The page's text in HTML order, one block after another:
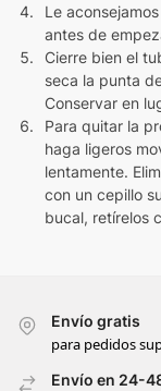
Le
antes de
Cierre bien el
seca la punta
Conservar en
Para quitar la
haga ligeros
lentamente.
con un cepillo
bucal, retírelos
Envío gratis
para pedidos
Envío en 24-